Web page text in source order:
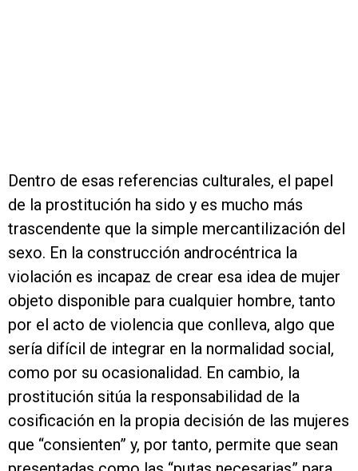
Dentro de esas referencias culturales, el papel
de la prostitución ha sido y es mucho más
trascendente que la simple mercantilización del
sexo. En la construcción androcéntrica la
violación es incapaz de crear esa idea de mujer
objeto disponible para cualquier hombre, tanto
por el acto de violencia que conlleva, algo que
sería difícil de integrar en la normalidad social,
como por su ocasionalidad. En cambio, la
prostitución sitúa la responsabilidad de la
cosificación en la propia decisión de las mujeres
que “consienten” y, por tanto, permite que sean